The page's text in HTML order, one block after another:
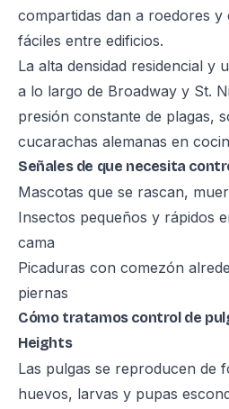
compartidas dan a roedores
fáciles entre edificios.
La alta densidad residencial y
a lo largo de Broadway y St.
presión constante de plagas,
cucarachas alemanas en
Señales de que necesita
Mascotas que se rascan,
Insectos pequeños y rápidos
cama
Picaduras con comezón
piernas
Cómo tratamos control de
Heights
Las pulgas se reproducen de
huevos, larvas y pupas